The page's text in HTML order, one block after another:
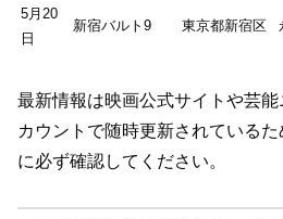
5月20
日
新宿バルト9 東京都新宿区
最新情報は映画公式サイトや芸
カウントで随時更新されている
に必ず確認してください。